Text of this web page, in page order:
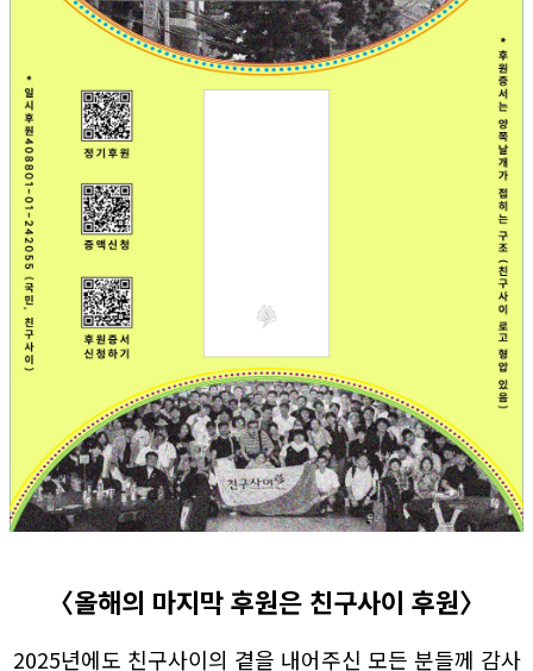
〈올해의 마지막 후원은 친구사이 후원〉
2025년에도 친구사이의 곁을 내어주신 모든 분들께 감사